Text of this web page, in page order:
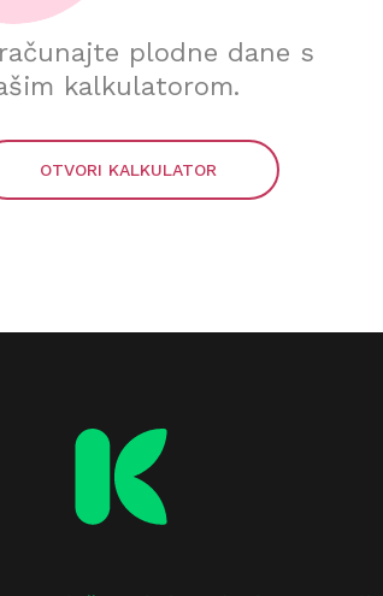
plodne dane s
kalkulatorom.
OTVORI KALKULATOR